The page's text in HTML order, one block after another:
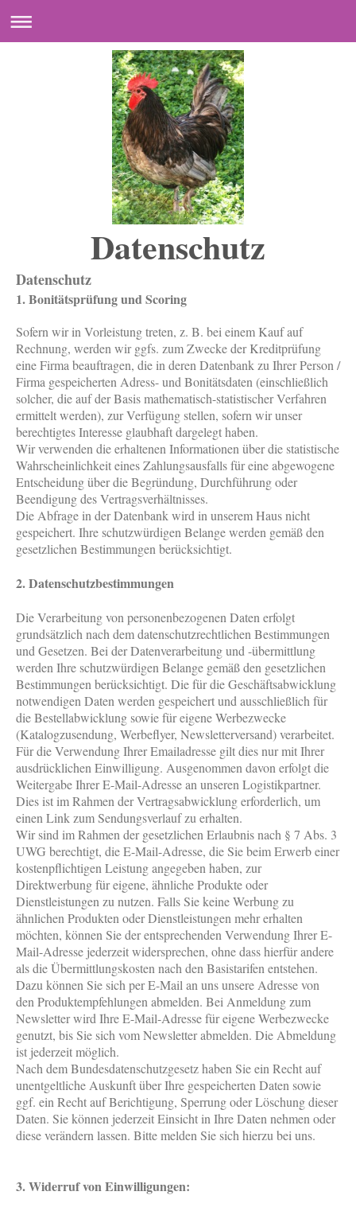
Datenschutz
Datenschutz
1. Bonitätsprüfung und Scoring
Sofern wir in Vorleistung treten, z. B. bei einem Kauf auf
Rechnung, werden wir ggfs. zum Zwecke der Kreditprüfung
eine Firma beauftragen, die in deren Datenbank zu Ihrer Person /
Firma gespeicherten Adress- und Bonitätsdaten (einschließlich
solcher, die auf der Basis mathematisch-statistischer Verfahren
ermittelt werden), zur Verfügung stellen, sofern wir unser
berechtigtes Interesse glaubhaft dargelegt haben.
Wir verwenden die erhaltenen Informationen über die statistische
Wahrscheinlichkeit eines Zahlungsausfalls für eine abgewogene
Entscheidung über die Begründung, Durchführung oder
Beendigung des Vertragsverhältnisses.
Die Abfrage in der Datenbank wird in unserem Haus nicht
gespeichert. Ihre schutzwürdigen Belange werden gemäß den
gesetzlichen Bestimmungen berücksichtigt.
2. Datenschutzbestimmungen
Die Verarbeitung von personenbezogenen Daten erfolgt
grundsätzlich nach dem datenschutzrechtlichen Bestimmungen
und Gesetzen. Bei der Datenverarbeitung und -übermittlung
werden Ihre schutzwürdigen Belange gemäß den gesetzlichen
Bestimmungen berücksichtigt. Die für die Geschäftsabwicklung
notwendigen Daten werden gespeichert und ausschließlich für
die Bestellabwicklung sowie für eigene Werbezwecke
(Katalogzusendung, Werbeflyer, Newsletterversand) verarbeitet.
Für die Verwendung Ihrer Emailadresse gilt dies nur mit Ihrer
ausdrücklichen Einwilligung. Ausgenommen davon erfolgt die
Weitergabe Ihrer E-Mail-Adresse an unseren Logistikpartner.
Dies ist im Rahmen der Vertragsabwicklung erforderlich, um
einen Link zum Sendungsverlauf zu erhalten.
Wir sind im Rahmen der gesetzlichen Erlaubnis nach § 7 Abs. 3
UWG berechtigt, die E-Mail-Adresse, die Sie beim Erwerb einer
kostenpflichtigen Leistung angegeben haben, zur
Direktwerbung für eigene, ähnliche Produkte oder
Dienstleistungen zu nutzen. Falls Sie keine Werbung zu
ähnlichen Produkten oder Dienstleistungen mehr erhalten
möchten, können Sie der entsprechenden Verwendung Ihrer E-
Mail-Adresse jederzeit widersprechen, ohne dass hierfür andere
als die Übermittlungskosten nach den Basistarifen entstehen.
Dazu können Sie sich per E-Mail an uns unsere Adresse von
den Produktempfehlungen abmelden. Bei Anmeldung zum
Newsletter wird Ihre E-Mail-Adresse für eigene Werbezwecke
genutzt, bis Sie sich vom Newsletter abmelden. Die Abmeldung
ist jederzeit möglich.
Nach dem Bundesdatenschutzgesetz haben Sie ein Recht auf
unentgeltliche Auskunft über Ihre gespeicherten Daten sowie
ggf. ein Recht auf Berichtigung, Sperrung oder Löschung dieser
Daten. Sie können jederzeit Einsicht in Ihre Daten nehmen oder
diese verändern lassen. Bitte melden Sie sich hierzu bei uns.
3. Widerruf von Einwilligungen: